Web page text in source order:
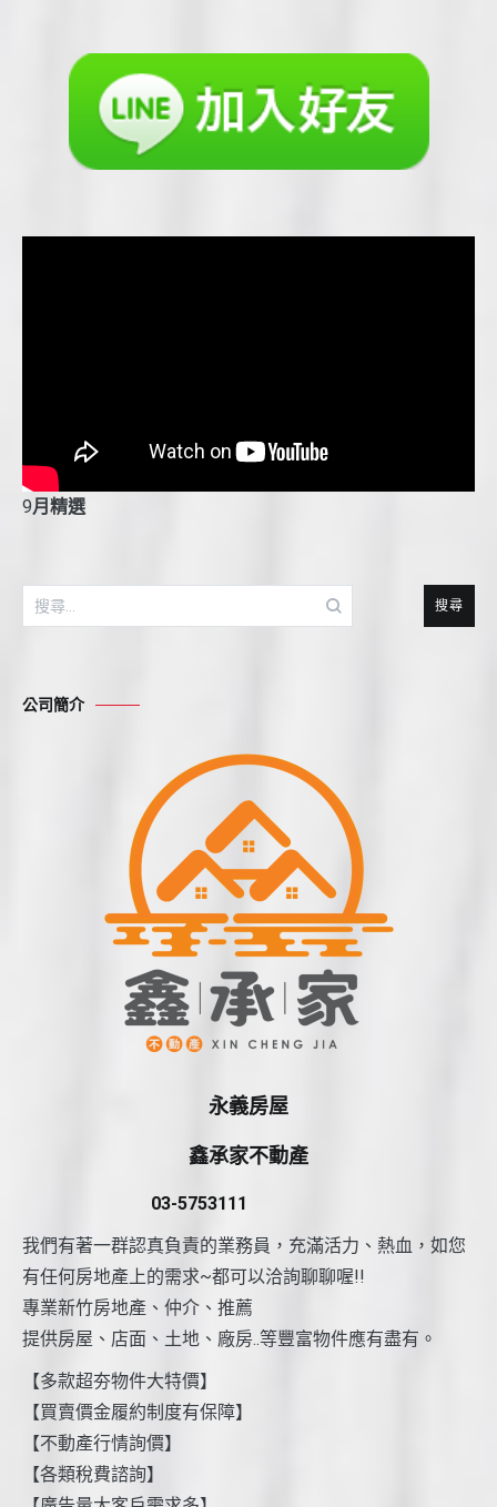
9月精選
搜
尋
字:
公司簡介
永義房屋
鑫承家不動產
03-5753111
我們有著一群認真負責的業務員，充滿活力、熱血，如您
有任何房地產上的需求~都可以洽詢聊聊喔!!
專業新竹房地產、仲介、推薦
提供房屋、店面、土地、廠房..等豐富物件應有盡有。
【多款超夯物件大特價】
【買賣價金履約制度有保障】
【不動產行情詢價】
【各類稅費諮詢】